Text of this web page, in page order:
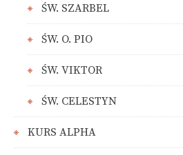
ŚW. SZARBEL
ŚW. O. PIO
ŚW. VIKTOR
ŚW. CELESTYN
KURS ALPHA